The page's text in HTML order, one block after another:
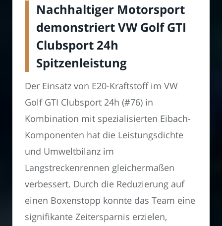
Nachhaltiger Motorsport
demonstriert VW Golf GTI
Clubsport 24h
Spitzenleistung
Der Einsatz von E20-Kraftstoff im VW
Golf GTI Clubsport 24h (#76) in
Kombination mit spezialisierten Eibach-
Komponenten hat die Leistungsdichte
und Umweltbilanz im
Langstreckenrennen gleichermaßen
verbessert. Durch die Reduzierung auf
einen Boxenstopp konnte das Team eine
signifikante Zeitersparnis erzielen,